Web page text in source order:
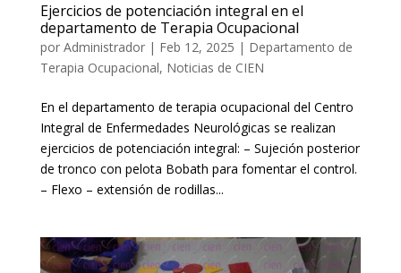
Ejercicios de potenciación integral en el
departamento de Terapia Ocupacional
por Administrador| Feb 12, 2025 | Departamento de
Terapia Ocupacional, Noticias de CIEN
En el departamento de terapia ocupacional del Centro
Integral de Enfermedades Neurológicas se realizan
ejercicios de potenciación integral: – Sujeción posterior
de tronco con pelota Bobath para fomentar el control.
– Flexo – extensión de rodillas...